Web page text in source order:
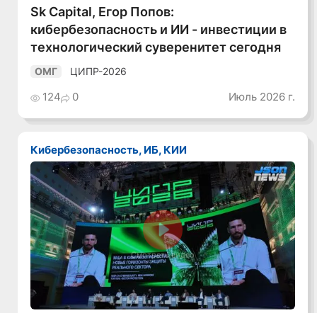
Sk Capital, Егор Попов:
кибербезопасность и ИИ - инвестиции в
технологический суверенитет сегодня
ОМГ ЦИПР-2026
124 0 Июль 2026 г.
Кибербезопасность, ИБ, КИИ
Смотреть видео